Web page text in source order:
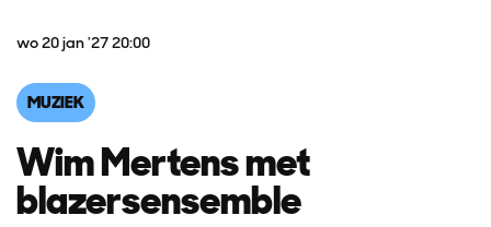
MUZIEK
Wim Mertens met
blazersensemble
wo 20 jan '2720:00